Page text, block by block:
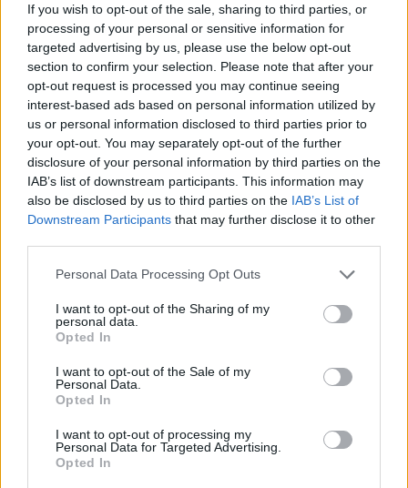
If you wish to opt-out of the sale, sharing to third parties, or
processing of your personal or sensitive information for
targeted advertising by us, please use the below opt-out
section to confirm your selection. Please note that after your
opt-out request is processed you may continue seeing
interest-based ads based on personal information utilized by
us or personal information disclosed to third parties prior to
your opt-out. You may separately opt-out of the further
disclosure of your personal information by third parties on the
IAB’s list of downstream participants. This information may
also be disclosed by us to third parties on the IAB’s List of
Downstream Participants that may further disclose it to other
Please note that this website/app uses one or more Google
not limited to your visit or usage behaviour. You may click to
grant or deny consent to Google and its third-party tags to
use your data for below specified purposes in below Google
consent section.
Personal Data Processing Opt Outs
I want to opt-out of the Sharing of my
personal data.
Opted In
I want to opt-out of the Sale of my
Personal Data.
Opted In
I want to opt-out of processing my
Personal Data for Targeted Advertising.
Opted In
F
a
ce
b
o
o
k
T
w
it
te
r
Pi
n
te
re
st
W
h
at
s
A
p
p
S
h
a
re
Articolo precedente
Prossimo articolo
NOTIZIE RECENTI
Incidente sulla strada provinciale ad Arzachena,
un ferito
Sangue, musica e solidarietà con Avis Olbia al
Delta Center
Meteo Olbia 9 agosto, temperature in calo